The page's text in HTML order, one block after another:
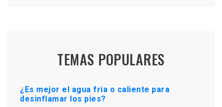
TEMAS POPULARES
¿Es mejor el agua fria o caliente para
desinflamar los pies?